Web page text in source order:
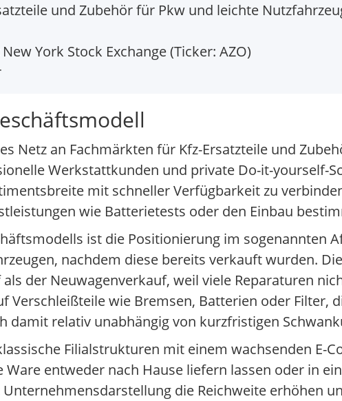
und Zubehör für Pkw und leichte
New York Stock Exchange (Ticker: AZO)
Netz an Fachmärkten für Kfz-Ersatzteile und
Werkstattkunden und private Do-it-yourself-
mit schneller Verfügbarkeit zu
wie Batterietests oder den Einbau
ist die Positionierung im sogenannten
nachdem diese bereits verkauft wurden.
der Neuwagenverkauf, weil viele Reparaturen
Verschleißteile wie Bremsen, Batterien oder Filter,
damit relativ unabhängig von kurzfristigen
Filialstrukturen mit einem wachsenden E-
entweder nach Hause liefern lassen oder in
die Reichweite erhöhen